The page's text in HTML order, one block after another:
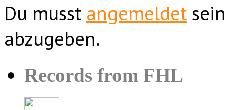
Du musst angemeldet
abzugeben.
Records from FHL